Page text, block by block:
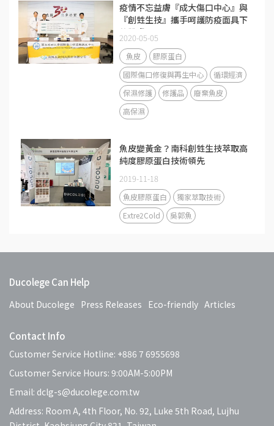
疫情不忘益膚『成大傷口中心』與
『創甡生技』攜手呵護防疫面具下
的肌膚
2020-05-05
魚皮
膠原蛋白
國際傷口修復與再生中心
循環經濟
保濕修護
修護品
廢棄魚皮
高保濕
魚皮變黃金？南科創甡生技萃取高
純度膠原蛋白技術領先
2019-11-18
魚皮膠原蛋白
獨家萃取技術
Extre2Cold
吳郭魚
Ducolege Can Help
About Ducolege Press Releases Eco-friendly Articles
Contact Info
Customer Service Hotline: +886 7 6955698
Customer Service Hours: 9:00AM-5:00PM
Email: dclg-s@ducolege.com.tw
Address: Room A, 4th Floor, No. 92, Luke 5th Road, Lujhu